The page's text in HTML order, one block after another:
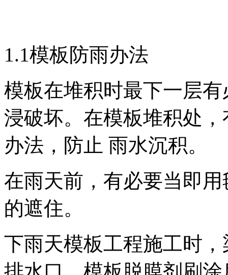
1.1模板防雨办法
模板在堆积时最下一层
浸破坏。在模板堆积处
办法，防止 雨水沉积。
在雨天前，有必要当即
的遮住。
下雨天模板工程施工时